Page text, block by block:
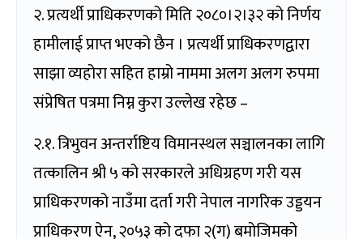
२. प्रत्यर्थी प्राधिकरणको मिति २०८०।२।३२ को निर्णय
हामीलाई प्राप्त भएको छैन । प्रत्यर्थी प्राधिकरणद्वारा
साझा व्यहोरा सहित हाम्रो नाममा अलग अलग रुपमा
संप्रेषित पत्रमा निम्न कुरा उल्लेख रहेछ –
२.१. त्रिभुवन अन्तर्राष्टिय विमानस्थल सञ्चालनका लागि
तत्कालिन श्री ५ को सरकारले अधिग्रहण गरी यस
प्राधिकरणको नाउँमा दर्ता गरी नेपाल नागरिक उड्डयन
प्राधिकरण ऐन, २०५३ को दफा २(ग) बमोजिमको